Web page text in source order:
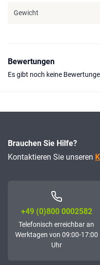
Gewicht
Bewertungen
Es gibt noch keine
Brauchen Sie Hilfe?
Kontaktieren Sie unseren
+49 (0)800 0002582
Telefonisch erreichbar an
Werktagen von 09:00-17:00
Uhr